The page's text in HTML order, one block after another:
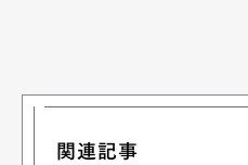
関連記事